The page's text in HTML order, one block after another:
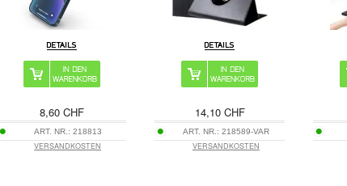
8,60 CHF
ART. NR.: 218813
VERSANDKOSTEN
14,10 CHF
ART. NR.: 218589-VAR
VERSANDKOSTEN